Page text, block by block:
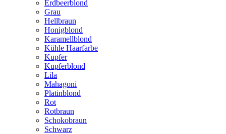
Erdbeerblond
Grau
Hellbraun
Honigblond
Karamellblond
Kühle Haarfarbe
Kupfer
Kupferblond
Lila
Mahagoni
Platinblond
Rot
Rotbraun
Schokobraun
Schwarz